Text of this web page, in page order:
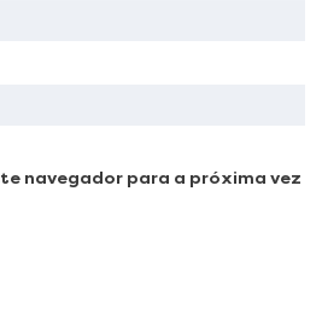
navegador para a próxima vez